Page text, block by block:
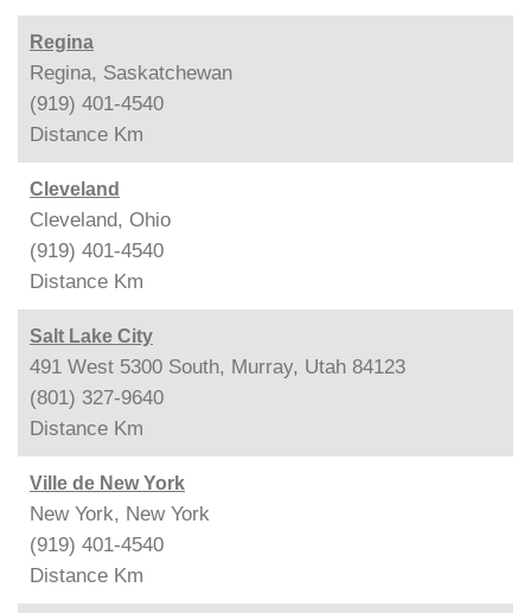
Regina
Regina, Saskatchewan
(919) 401-4540
Distance Km
Cleveland
Cleveland, Ohio
(919) 401-4540
Distance Km
Salt Lake City
491 West 5300 South, Murray, Utah 84123
(801) 327-9640
Distance Km
Ville de New York
New York, New York
(919) 401-4540
Distance Km